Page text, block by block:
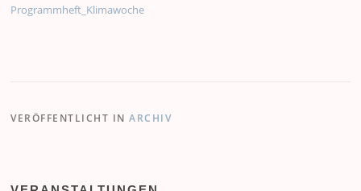
Programmheft_Klimawoche
VERÖFFENTLICHT INARCHIV